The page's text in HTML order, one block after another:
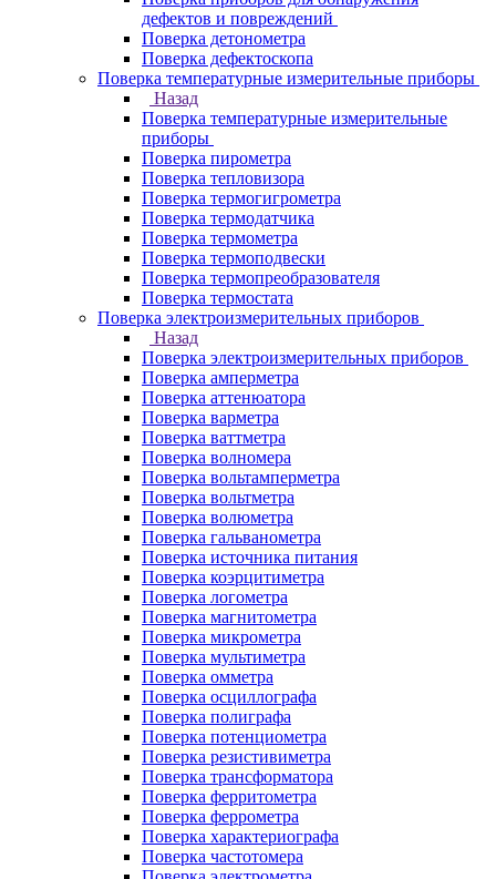
дефектов и повреждений
Поверка детонометра
Поверка дефектоскопа
Поверка температурные измерительные приборы
Назад
Поверка температурные измерительные
приборы
Поверка пирометра
Поверка тепловизора
Поверка термогигрометра
Поверка термодатчика
Поверка термометра
Поверка термоподвески
Поверка термопреобразователя
Поверка термостата
Поверка электроизмерительных приборов
Назад
Поверка электроизмерительных приборов
Поверка амперметра
Поверка аттенюатора
Поверка варметра
Поверка ваттметра
Поверка волномера
Поверка вольтамперметра
Поверка вольтметра
Поверка волюметра
Поверка гальванометра
Поверка источника питания
Поверка коэрцитиметра
Поверка логометра
Поверка магнитометра
Поверка микрометра
Поверка мультиметра
Поверка омметра
Поверка осциллографа
Поверка полиграфа
Поверка потенциометра
Поверка резистивиметра
Поверка трансформатора
Поверка ферритометра
Поверка феррометра
Поверка характериографа
Поверка частотомера